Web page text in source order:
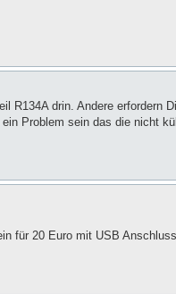
R134A drin. Andere erfordern
Problem sein das die nicht
für 20 Euro mit USB